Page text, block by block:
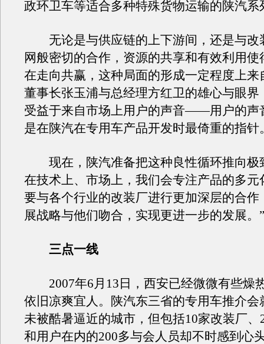
政环卫车等适合多种特殊货物运输的陕汽系
无论是与供应链的上下游间，还是与改
网般密切的合作，资源的共享和有效利用使
在走向共赢，这种局面的形成一定程度上来
董事长张玉浦与总经理方红卫的雄心与眼界
受益于来自市场上用户的声音——用户的声
是在陕汽在专用车产品开发时最倚重的指针
现在，陕汽准备把这种良性循环推向极
在技术上、市场上，我们会专注产品的多元
要与各个行业的改装厂进行更加深层的合作
展战略与他们吻合，实现更进一步的发展。
三点一线
2007年6月13日，西安已经微微有些燥
依旧凉爽宜人。陕汽东三省的专用车推介会
未被酷暑逼近的城市，但包括10家改装厂、
和用户在内的200多与会人员却不时感到心